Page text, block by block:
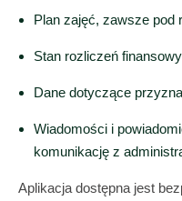
Plan zajęć, zawsze pod
Stan rozliczeń
Dane dotyczące
Wiadomości i
komunikację z
Aplikacja dostępna jest